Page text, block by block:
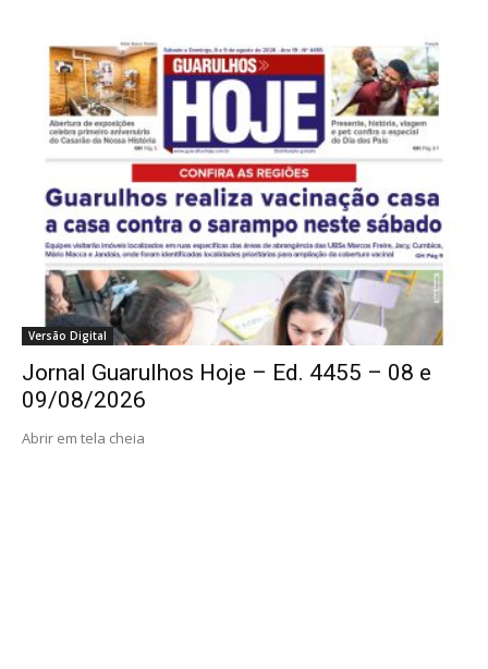
Versão Digital
Jornal Guarulhos Hoje – Ed. 4455 – 08 e
09/08/2026
Abrir em tela cheia